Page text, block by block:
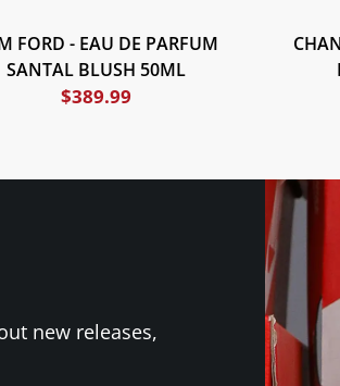
FORD - EAU DE PARFUM
SANTAL BLUSH 50ML
$389.99
new releases,